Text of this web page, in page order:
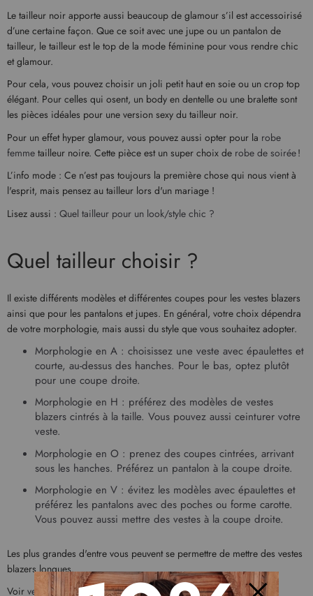
Le tailleur noir apporte aussi beaucoup de glamour s’il est accessoirisé
d’une certaine façon. Que ce soit avec une jupe ou un pantalon de
tailleur, le tailleur est le top de la mode féminine pour vous rendre chic
et glamour.
Pour cela, vous pouvez choisir un joli petit haut en soie ou un crop top
élégant. Pour celles qui osent, un body en dentelle ou une bralette sont
les pièces idéales pour une version sexy du tailleur noir.
Pour un effet hyper glamour, vous pouvez aussi opter pour la robe
femme tailleur noire. Cette pièce est un super choix de robe de soirée!
L’info mode : Ce n’est pas toujours la première chose qui nous vient à
l'esprit, mais pensez au tailleur lors d'un mariage !
Lisez aussi : Quel tailleur pour un look/style chic ?
Quel tailleur choisir ?
Il existe différents modèles et différentes coupes pour les vestes blazers
ainsi que pour les pantalons et jupes. En général, votre choix dépendra
de votre morphologie, mais aussi du style que vous souhaitez adopter.
Morphologie en A : choisissez une veste avec épaulettes et
courte, au-dessus des hanches. Pour le bas, optez plutôt
pour une coupe droite.
Morphologie en H : préférez des modèles de vestes
blazers cintrés à la taille. Vous pouvez aussi ceinturer votre
veste.
Morphologie en O : prenez des coupes cintrées, arrivant
sous les hanches. Préférez un pantalon à la coupe droite.
Morphologie en V : évitez les modèles avec épaulettes et
préférez les pantalons avec des poches ou forme carotte.
Vous pouvez aussi mettre des vestes à la coupe droite.
Les plus grandes d'entre vous peuvent se permettre de mettre des vestes
blazers longues.
Voir veste femme